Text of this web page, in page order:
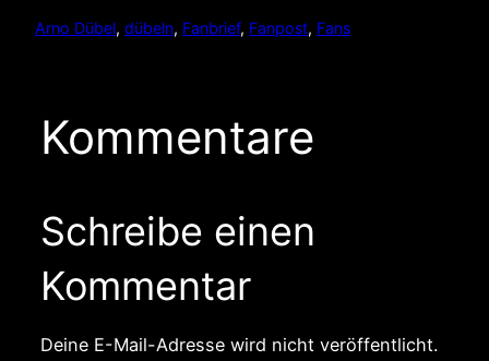
Arno Dübel, dübeln, Fanbrief, Fanpost, Fans
Kommentare
Schreibe einen
Kommentar
Deine E-Mail-Adresse wird nicht veröffentlicht.